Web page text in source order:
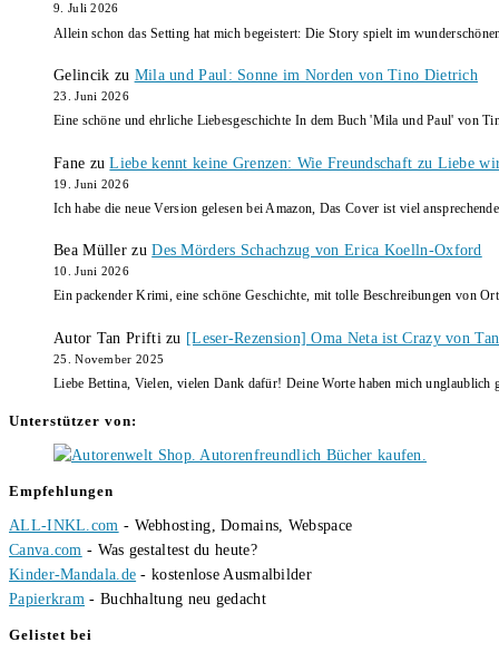
9. Juli 2026
Allein schon das Setting hat mich begeistert: Die Story spielt im
Gelincik zu Mila und Paul: Sonne im Norden von Tino Dietrich
23. Juni 2026
Eine schöne und ehrliche Liebesgeschichte In dem Buch 'Mila und Paul' von
Fane zuLiebe kennt keine Grenzen: Wie Freundschaft zu Liebe
19. Juni 2026
Ich habe die neue Version gelesen bei Amazon, Das Cover ist viel
Bea Müller zuDes Mörders Schachzug von Erica Koelln-Oxford
10. Juni 2026
Ein packender Krimi, eine schöne Geschichte, mit tolle Beschreibungen von
Autor Tan Prifti zu [Leser-Rezension] Oma Neta ist Crazy von
25. November 2025
Liebe Bettina, Vielen, vielen Dank dafür! Deine Worte haben mich unglaublich
Unterstützer von:
Empfehlungen
ALL-INKL.com - Webhosting, Domains, Webspace
Canva.com - Was gestaltest du heute?
Kinder-Mandala.de - kostenlose Ausmalbilder
Papierkram - Buchhaltung neu gedacht
Gelistet bei